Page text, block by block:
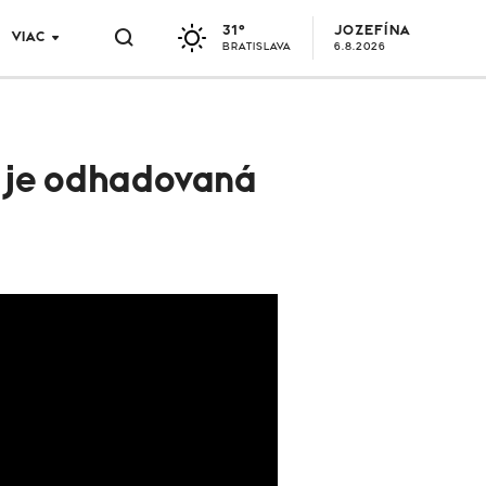
VIAC 31°
BRATISLAVA
JOZEFÍNA
6.8.2026
odhadovaná